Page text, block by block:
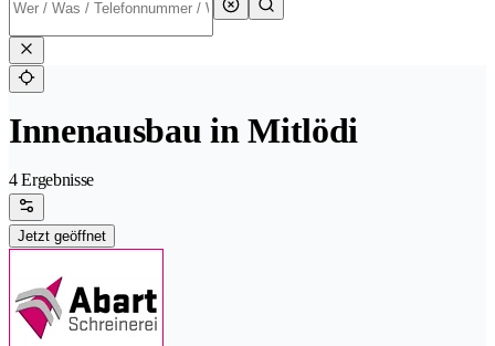
Innenausbau in Mitlödi
4 Ergebnisse
Jetzt geöffnet